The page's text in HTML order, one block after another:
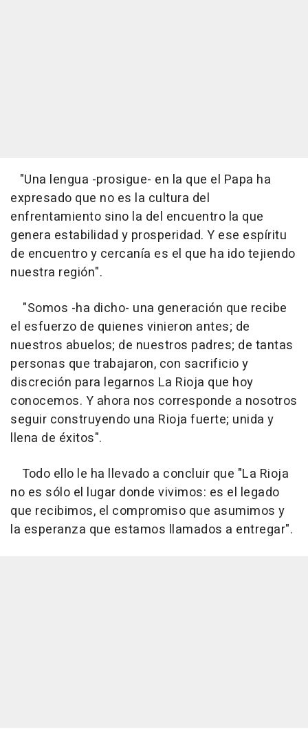
"Una lengua -prosigue- en la que el Papa ha
expresado que no es la cultura del
enfrentamiento sino la del encuentro la que
genera estabilidad y prosperidad. Y ese espíritu
de encuentro y cercanía es el que ha ido tejiendo
nuestra región".
"Somos -ha dicho- una generación que recibe
el esfuerzo de quienes vinieron antes; de
nuestros abuelos; de nuestros padres; de tantas
personas que trabajaron, con sacrificio y
discreción para legarnos La Rioja que hoy
conocemos. Y ahora nos corresponde a nosotros
seguir construyendo una Rioja fuerte; unida y
llena de éxitos".
Todo ello le ha llevado a concluir que "La Rioja
no es sólo el lugar donde vivimos: es el legado
que recibimos, el compromiso que asumimos y
la esperanza que estamos llamados a entregar".